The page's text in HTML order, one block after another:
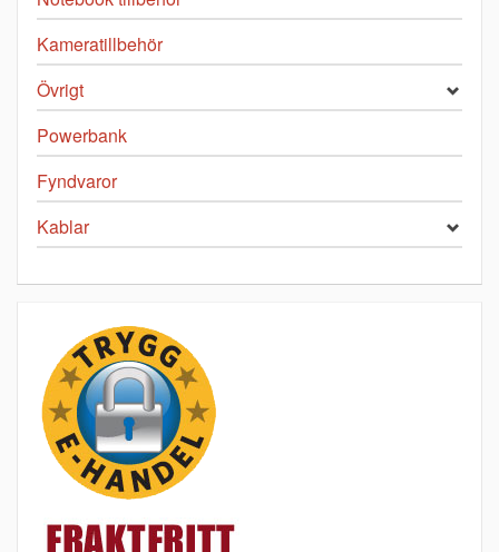
Kameratillbehör
Övrigt
Powerbank
Fyndvaror
Kablar